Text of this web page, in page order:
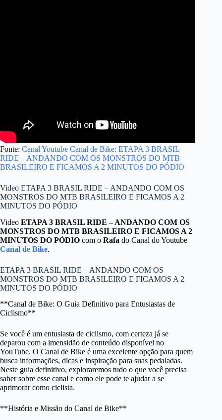
Fonte: Canal Youtube Canal de Bike: ETAPA 3 BRASIL
RIDE – ANDANDO COM OS MONSTROS DO MTB
BRASILEIRO E FICAMOS A 2 MINUTOS DO PÓDIO
Video ETAPA 3 BRASIL RIDE – ANDANDO COM OS
MONSTROS DO MTB BRASILEIRO E FICAMOS A 2
MINUTOS DO PÓDIO
Video ETAPA 3 BRASIL RIDE – ANDANDO COM OS
MONSTROS DO MTB BRASILEIRO E FICAMOS A 2
MINUTOS DO PÓDIO com o Rafa do Canal do Youtube
Canal de Bike.
ETAPA 3 BRASIL RIDE – ANDANDO COM OS
MONSTROS DO MTB BRASILEIRO E FICAMOS A 2
MINUTOS DO PÓDIO
**Canal de Bike: O Guia Definitivo para Entusiastas de
Ciclismo**
Se você é um entusiasta de ciclismo, com certeza já se
deparou com a imensidão de conteúdo disponível no
YouTube. O Canal de Bike é uma excelente opção para quem
busca informações, dicas e inspiração para suas pedaladas.
Neste guia definitivo, exploraremos tudo o que você precisa
saber sobre esse canal e como ele pode te ajudar a se
aprimorar como ciclista.
**História e Missão do Canal de Bike**